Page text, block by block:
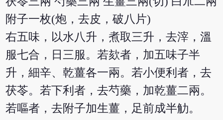
附子一枚(炮，去皮，破八片)
右五味，以水八升，煮取三升，去滓，溫
服七合，日三服。若欬者，加五味子半
升，細辛、乾薑各一兩。若小便利者，去
茯苓。若下利者，去芍藥，加乾薑二兩。
若嘔者，去附子加生薑，足前成半觔。